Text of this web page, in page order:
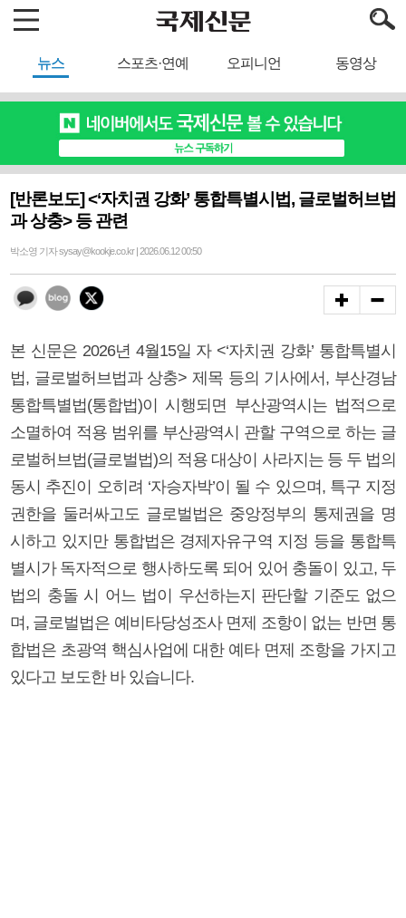
뉴스 스포츠·연예 오피니언 동영상
[반론보도] <‘자치권 강화’ 통합특별시법, 글로벌허브법
과 상충> 등 관련
박소영 기자 sysay@kookje.co.kr | 2026.06.12 00:50
본 신문은 2026년 4월15일 자 <‘자치권 강화’ 통합특별시
법, 글로벌허브법과 상충> 제목 등의 기사에서, 부산경남
통합특별법(통합법)이 시행되면 부산광역시는 법적으로
소멸하여 적용 범위를 부산광역시 관할 구역으로 하는 글
로벌허브법(글로벌법)의 적용 대상이 사라지는 등 두 법의
동시 추진이 오히려 ‘자승자박’이 될 수 있으며, 특구 지정
권한을 둘러싸고도 글로벌법은 중앙정부의 통제권을 명
시하고 있지만 통합법은 경제자유구역 지정 등을 통합특
별시가 독자적으로 행사하도록 되어 있어 충돌이 있고, 두
법의 충돌 시 어느 법이 우선하는지 판단할 기준도 없으
며, 글로벌법은 예비타당성조사 면제 조항이 없는 반면 통
합법은 초광역 핵심사업에 대한 예타 면제 조항을 가지고
있다고 보도한 바 있습니다.